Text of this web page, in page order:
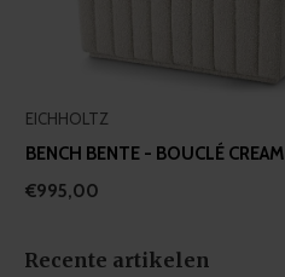
EICHHOLTZ
BENCH BENTE - BOUCLÉ CREAM
€995,00
Recente artikelen